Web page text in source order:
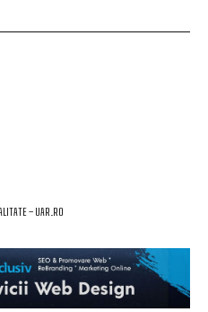
– UAR.RO